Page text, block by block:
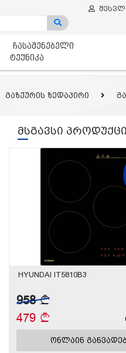
ჩასაშენებელი
ტექნიკა
გაზქურის ზედაპირი
მსგავსი
HYUNDAI IT5810B3
958
479
ონლაინ